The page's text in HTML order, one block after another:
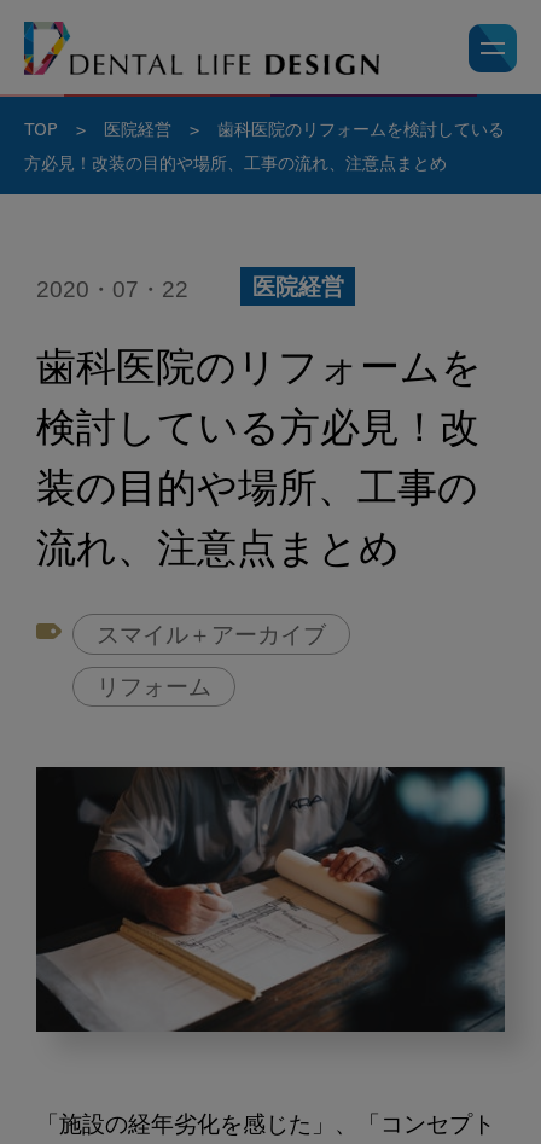
TOP > 医院経営 >
歯科医院のリフォームを検討している
方必見！改装の目的や場所、工事の流れ、注意点まとめ
2020・07・22 医院経営
歯科医院のリフォームを
検討している方必見！改
装の目的や場所、工事の
流れ、注意点まとめ
スマイル＋アーカイブ
リフォーム
医
「施設の経年劣化を感じた」、「コンセプト